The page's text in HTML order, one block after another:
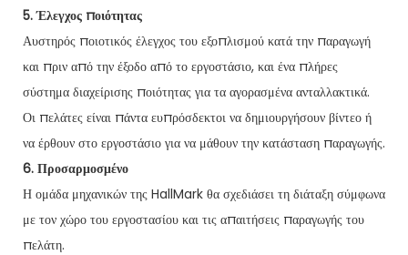
5. Έλεγχος ποιότητας
Αυστηρός ποιοτικός έλεγχος του εξοπλισμού κατά την παραγωγή
και πριν από την έξοδο από το εργοστάσιο, και ένα πλήρες
σύστημα διαχείρισης ποιότητας για τα αγορασμένα ανταλλακτικά.
Οι πελάτες είναι πάντα ευπρόσδεκτοι να δημιουργήσουν βίντεο ή
να έρθουν στο εργοστάσιο για να μάθουν την κατάσταση παραγωγής.
6. Προσαρμοσμένο
Η ομάδα μηχανικών της HallMark θα σχεδιάσει τη διάταξη σύμφωνα
με τον χώρο του εργοστασίου και τις απαιτήσεις παραγωγής του
πελάτη.